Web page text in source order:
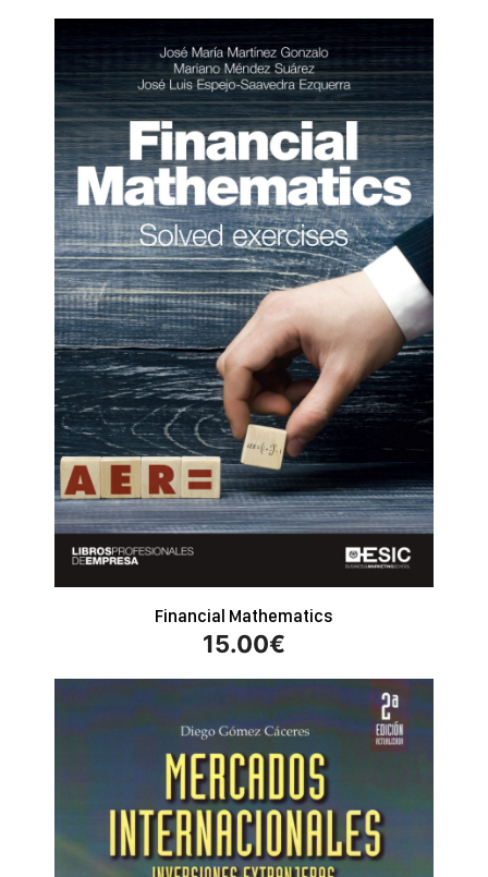
Financial Mathematics
15.00€